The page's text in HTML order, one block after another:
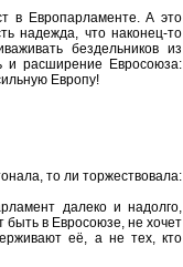
в Европарламенте. А это
надежда, что наконец-то
бездельников из
и расширение Евросоюза:
Европу!
то ли торжествовала:
далеко и надолго,
в Евросоюзе, не хочет
её, а не тех, кто